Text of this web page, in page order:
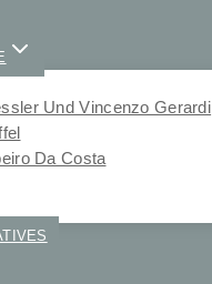
Und Vincenzo Gerardi
Da Costa